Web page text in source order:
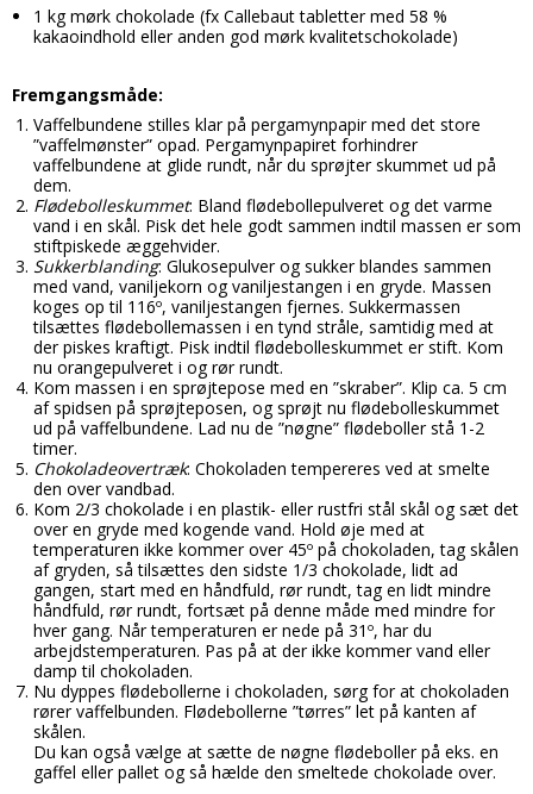
Hindbær aroma
Kaffe aroma
Kiwi aroma
Lakrids aroma
Menthol aroma
Solbær aroma
Tobak aroma
Tropisk aroma
Tyggegummi aroma
Vanilje aroma
Mærker
DV Liquids
Fantastical
Hooligan
Liquid Architects
M-Flavours
Ruffian
Squash Juice
Slikforme
Råvarer
Lakrids
Vanilje
Vaniljestænger
Startsæt
Tilbehør
Emballage
Udstyr
Æteriske olier
Flødeboller
Kager
Karameller
Lakrids
Marcipan
Skumfiduser
Smørcreme
Frugtflæsk
Dessert
Påske
Cookies
1 kg mørk chokolade (fx Callebaut tabletter med 58 %
kakaoindhold eller anden god mørk kvalitetschokolade)
Fremgangsmåde:
Vaffelbundene stilles klar på pergamynpapir med det store
”vaffelmønster” opad. Pergamynpapiret forhindrer
vaffelbundene at glide rundt, når du sprøjter skummet ud på
dem.
Flødebolleskummet: Bland flødebollepulveret og det varme
vand i en skål. Pisk det hele godt sammen indtil massen er som
stiftpiskede æggehvider.
Sukkerblanding: Glukosepulver og sukker blandes sammen
med vand, vaniljekorn og vaniljestangen i en gryde. Massen
koges op til 116º, vaniljestangen fjernes. Sukkermassen
tilsættes flødebollemassen i en tynd stråle, samtidig med at
der piskes kraftigt. Pisk indtil flødebolleskummet er stift. Kom
nu orangepulveret i og rør rundt.
Kom massen i en sprøjtepose med en ”skraber”. Klip ca. 5 cm
af spidsen på sprøjteposen, og sprøjt nu flødebolleskummet
ud på vaffelbundene. Lad nu de ”nøgne” flødeboller stå 1-2
timer.
Chokoladeovertræk: Chokoladen tempereres ved at smelte
den over vandbad.
Kom 2/3 chokolade i en plastik- eller rustfri stål skål og sæt det
over en gryde med kogende vand. Hold øje med at
temperaturen ikke kommer over 45º på chokoladen, tag skålen
af gryden, så tilsættes den sidste 1/3 chokolade, lidt ad
gangen, start med en håndfuld, rør rundt, tag en lidt mindre
håndfuld, rør rundt, fortsæt på denne måde med mindre for
hver gang. Når temperaturen er nede på 31º, har du
arbejdstemperaturen. Pas på at der ikke kommer vand eller
damp til chokoladen.
Nu dyppes flødebollerne i chokoladen, sørg for at chokoladen
rører vaffelbunden. Flødebollerne ”tørres” let på kanten af
skålen.
Du kan også vælge at sætte de nøgne flødeboller på eks. en
gaffel eller pallet og så hælde den smeltede chokolade over.